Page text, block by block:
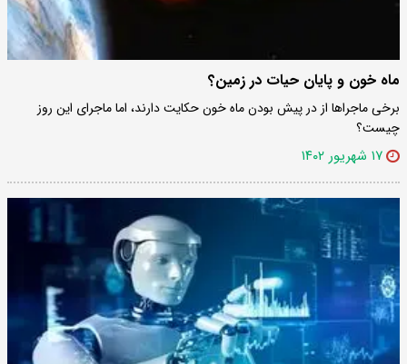
ماه خون و پایان حیات در زمین؟
برخی ماجراها از در پیش بودن ماه خون حکایت دارند، اما ماجرای این روز
چیست؟
۱۷ شهریور ۱۴۰۲